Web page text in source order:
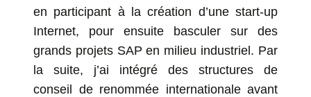
en participant à la création d’une start-up
Internet, pour ensuite basculer sur des
grands projets SAP en milieu industriel. Par
la suite, j’ai intégré des structures de
conseil de renommée internationale avant